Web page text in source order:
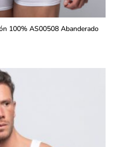
100% AS00508 Abanderado